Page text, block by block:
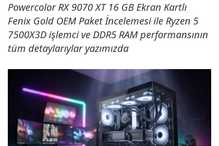
Powercolor RX 9070 XT 16 GB Ekran Kartlı
Fenix Gold OEM Paket İncelemesi ile Ryzen 5
7500X3D işlemci ve DDR5 RAM performansının
tüm detaylarıylar yazımızda